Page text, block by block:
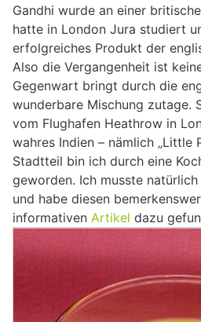
Gandhi wurde an einer
hatte in London Jura studiert
erfolgreiches Produkt der
Also die Vergangenheit ist
Gegenwart bringt durch die
wunderbare Mischung zutage.
vom Flughafen Heathrow in
wahres Indien – nämlich „Little
Stadtteil bin ich durch eine
geworden. Ich musste
und habe diesen
informativen Artikel dazu